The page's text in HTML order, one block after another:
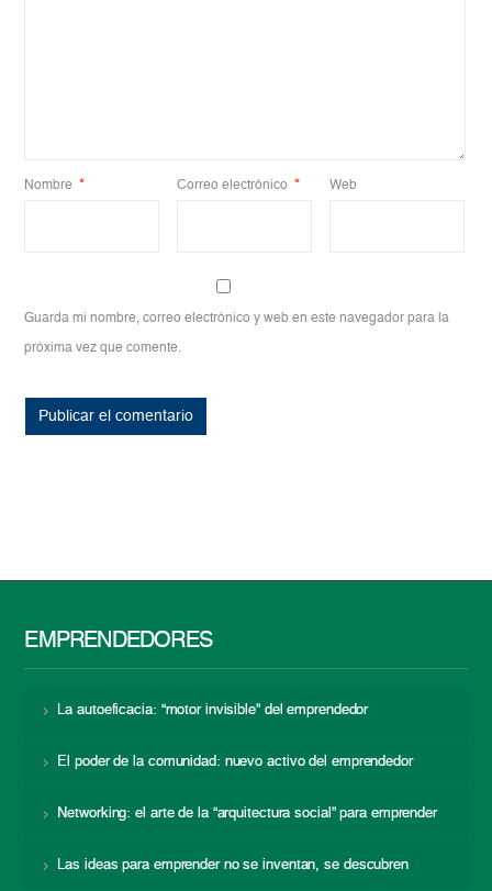
Nombre * Correo electrónico * Web
Guarda mi nombre, correo electrónico y web en este navegador para la
próxima vez que comente.
EMPRENDEDORES
La autoeficacia: “motor invisible” del emprendedor
El poder de la comunidad: nuevo activo del emprendedor
Networking: el arte de la “arquitectura social” para emprender
Las ideas para emprender no se inventan, se descubren